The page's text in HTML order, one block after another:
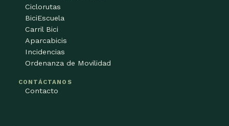
Ciclorutas
BiciEscuela
Carril Bici
Aparcabicis
Incidencias
Ordenanza de Movilidad
CONTÁCTANOS
Contacto